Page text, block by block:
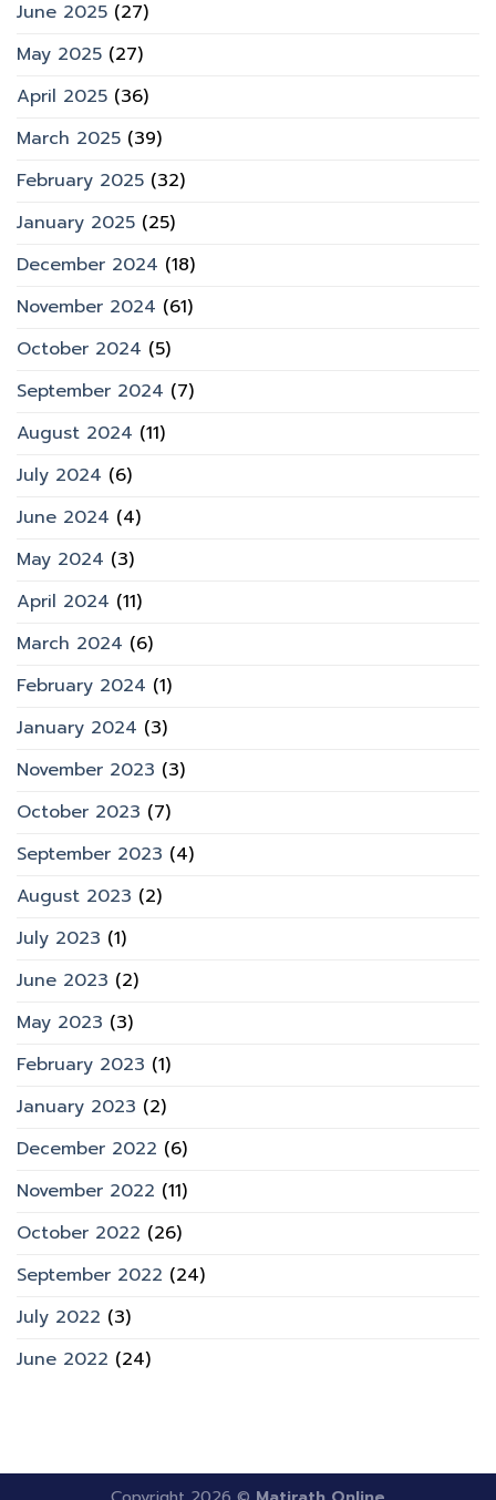
June 2025 (27)
May 2025 (27)
April 2025 (36)
March 2025 (39)
February 2025 (32)
January 2025 (25)
December 2024 (18)
November 2024 (61)
October 2024 (5)
September 2024 (7)
August 2024 (11)
July 2024 (6)
June 2024 (4)
May 2024 (3)
April 2024 (11)
March 2024 (6)
February 2024 (1)
January 2024 (3)
November 2023 (3)
October 2023 (7)
September 2023 (4)
August 2023 (2)
July 2023 (1)
June 2023 (2)
May 2023 (3)
February 2023 (1)
January 2023 (2)
December 2022 (6)
November 2022 (11)
October 2022 (26)
September 2022 (24)
July 2022 (3)
June 2022 (24)